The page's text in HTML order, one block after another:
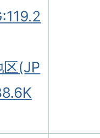
区(JP